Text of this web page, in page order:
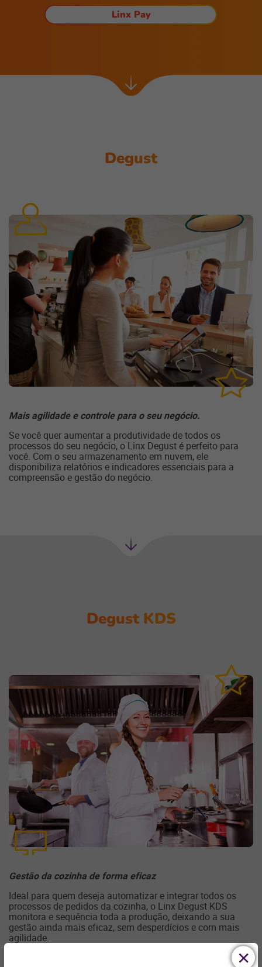
Linx Pay
Degust
Mais agilidade e controle para o seu negócio.
Se você quer aumentar a produtividade de todos os
processos do seu negócio, o Linx Degust é perfeito para
você. Com o seu armazenamento em nuvem, ele
disponibiliza relatórios e indicadores essenciais para a
compreensão e gestão do negócio.
Próxima
Degust KDS
Gestão da cozinha de forma eficaz
Ideal para quem deseja automatizar e integrar todos os
processos de pedidos da cozinha, o Linx Degust KDS
monitora e sequência toda a produção, deixando a sua
gestão ainda mais eficaz, sem desperdícios e com mais
agilidade.